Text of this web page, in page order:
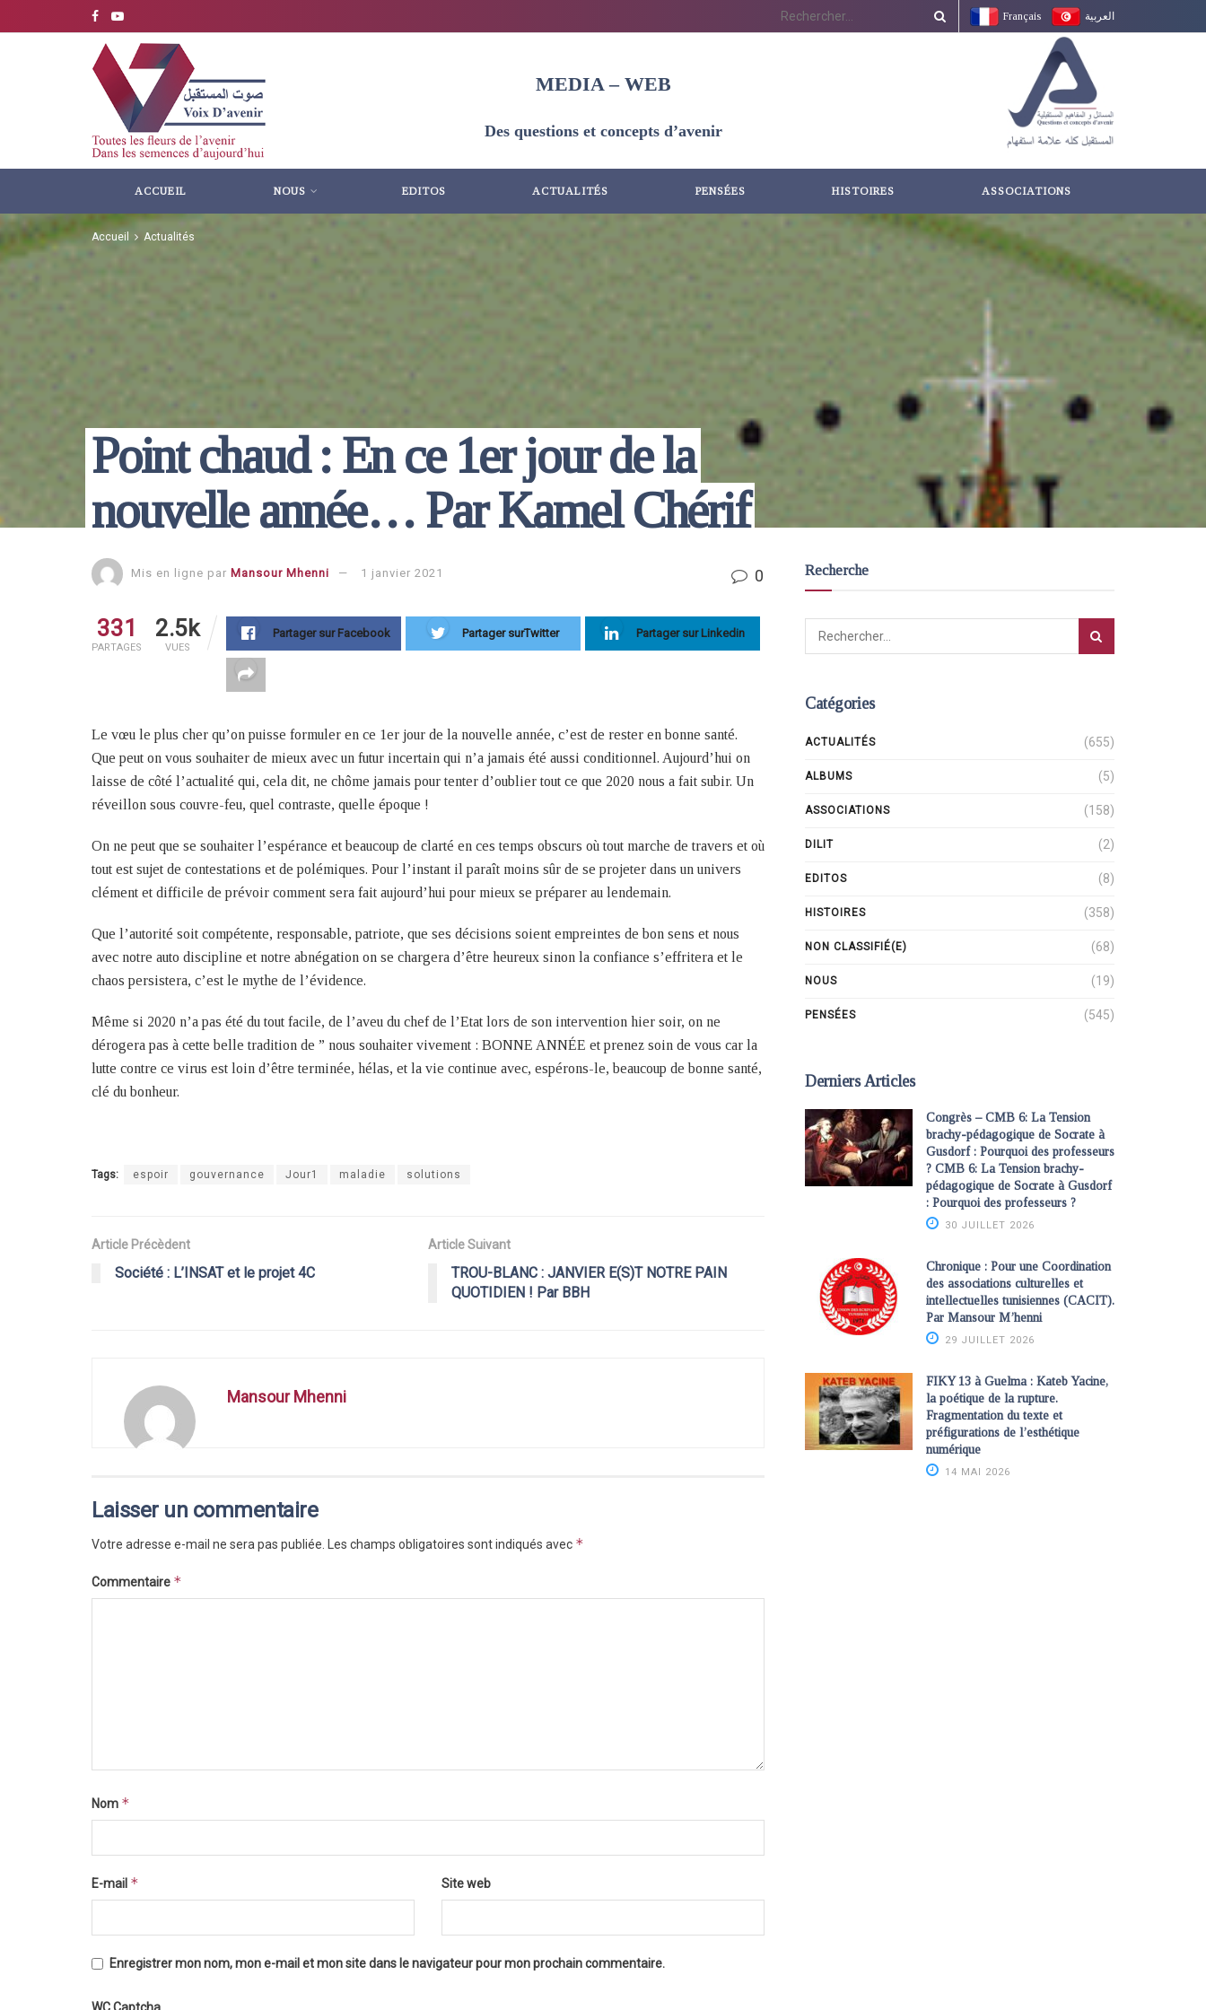
Français العربية
MEDIA – WEB
Des questions et concepts d’avenir
ACCUEIL NOUS EDITOS ACTUALITÉS PENSÉES HISTOIRES ASSOCIATIONS
Accueil Actualités
Point chaud : En ce 1er jour de la
nouvelle année… Par Kamel Chérif
Mis en ligne par Mansour Mhenni 1 janvier 2021 0
331
PARTAGES
2.5k
VUES
Partager sur Facebook Partager surTwitter Partager sur Linkedin
Le vœu le plus cher qu’on puisse formuler en ce 1er jour de la nouvelle année, c’est de rester en bonne santé.
Que peut on vous souhaiter de mieux avec un futur incertain qui n’a jamais été aussi conditionnel. Aujourd’hui on
laisse de côté l’actualité qui, cela dit, ne chôme jamais pour tenter d’oublier tout ce que 2020 nous a fait subir. Un
réveillon sous couvre-feu, quel contraste, quelle époque !
On ne peut que se souhaiter l’espérance et beaucoup de clarté en ces temps obscurs où tout marche de travers et où
tout est sujet de contestations et de polémiques. Pour l’instant il paraît moins sûr de se projeter dans un univers
clément et difficile de prévoir comment sera fait aujourd’hui pour mieux se préparer au lendemain.
Que l’autorité soit compétente, responsable, patriote, que ses décisions soient empreintes de bon sens et nous
avec notre auto discipline et notre abnégation on se chargera d’être heureux sinon la confiance s’effritera et le
chaos persistera, c’est le mythe de l’évidence.
Même si 2020 n’a pas été du tout facile, de l’aveu du chef de l’Etat lors de son intervention hier soir, on ne
dérogera pas à cette belle tradition de ” nous souhaiter vivement : BONNE ANNÉE et prenez soin de vous car la
lutte contre ce virus est loin d’être terminée, hélas, et la vie continue avec, espérons-le, beaucoup de bonne santé,
clé du bonheur.
Tags: espoir gouvernance Jour1 maladie solutions
Article Précèdent
Société : L’INSAT et le projet 4C
Article Suivant
TROU-BLANC : JANVIER E(S)T NOTRE PAIN
QUOTIDIEN ! Par BBH
Mansour Mhenni
Laisser un commentaire
Votre adresse e-mail ne sera pas publiée. Les champs obligatoires sont indiqués avec *
Commentaire *
Nom *
E-mail * Site web
Enregistrer mon nom, mon e-mail et mon site dans le navigateur pour mon prochain commentaire.
Recherche
Catégories
ACTUALITÉS (655)
ALBUMS (5)
ASSOCIATIONS (158)
DILIT (2)
EDITOS (8)
HISTOIRES (358)
NON CLASSIFIÉ(E) (68)
NOUS (19)
PENSÉES (545)
Derniers Articles
Congrès – CMB 6: La Tension
brachy-pédagogique de Socrate à
Gusdorf : Pourquoi des professeurs
? CMB 6: La Tension brachy-
pédagogique de Socrate à Gusdorf
: Pourquoi des professeurs ?
30 JUILLET 2026
Chronique : Pour une Coordination
des associations culturelles et
intellectuelles tunisiennes (CACIT).
Par Mansour M’henni
29 JUILLET 2026
FIKY 13 à Guelma : Kateb Yacine,
la poétique de la rupture.
Fragmentation du texte et
préfigurations de l’esthétique
numérique
14 MAI 2026